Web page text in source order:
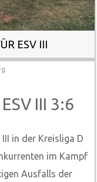
ESV III
III 3:6
in der Kreisliga D
im Kampf
Ausfalls der